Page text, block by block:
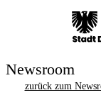
Newsroom
zurück zum